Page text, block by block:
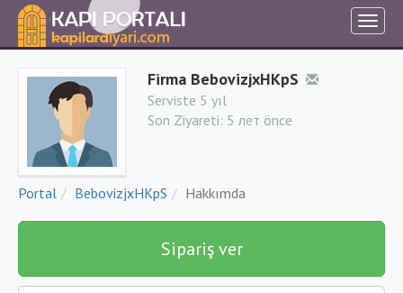
Firma BebovizjxHKpS
Serviste 5 yıl
Son Ziyareti: 5 лет önce
Portal BebovizjxHKpS Hakkımda
Sipariş ver